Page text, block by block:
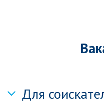
Для